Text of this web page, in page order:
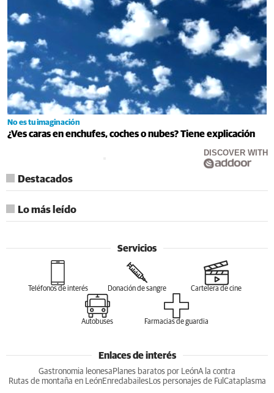
No es tu imaginación
¿Ves caras en enchufes, coches o nubes? Tiene explicación
DISCOVER WITH
Destacados
Lo más leído
Servicios
Teléfonos de interés Donación de sangre Cartelera de cine
Autobuses Farmacias de guardia
Enlaces de interés
Gastronomia leonesa Planes baratos por LeónA la contra
Rutas de montaña en LeónEnredabailesLos personajes de Ful Cataplasma